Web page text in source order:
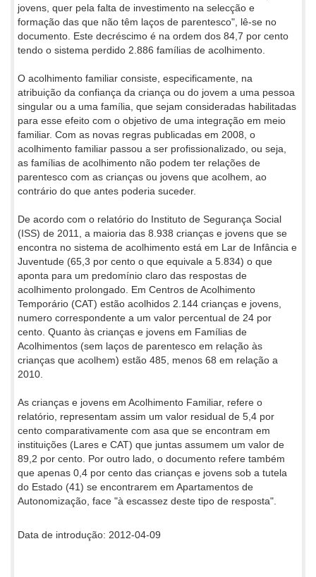
jovens, quer pela falta de investimento na selecção e
formação das que não têm laços de parentesco", lê-se no
documento. Este decréscimo é na ordem dos 84,7 por cento
tendo o sistema perdido 2.886 famílias de acolhimento.
O acolhimento familiar consiste, especificamente, na
atribuição da confiança da criança ou do jovem a uma pessoa
singular ou a uma família, que sejam consideradas habilitadas
para esse efeito com o objetivo de uma integração em meio
familiar. Com as novas regras publicadas em 2008, o
acolhimento familiar passou a ser profissionalizado, ou seja,
as famílias de acolhimento não podem ter relações de
parentesco com as crianças ou jovens que acolhem, ao
contrário do que antes poderia suceder.
De acordo com o relatório do Instituto de Segurança Social
(ISS) de 2011, a maioria das 8.938 crianças e jovens que se
encontra no sistema de acolhimento está em Lar de Infância e
Juventude (65,3 por cento o que equivale a 5.834) o que
aponta para um predomínio claro das respostas de
acolhimento prolongado. Em Centros de Acolhimento
Temporário (CAT) estão acolhidos 2.144 crianças e jovens,
numero correspondente a um valor percentual de 24 por
cento. Quanto às crianças e jovens em Famílias de
Acolhimentos (sem laços de parentesco em relação às
crianças que acolhem) estão 485, menos 68 em relação a
2010.
As crianças e jovens em Acolhimento Familiar, refere o
relatório, representam assim um valor residual de 5,4 por
cento comparativamente com asa que se encontram em
instituições (Lares e CAT) que juntas assumem um valor de
89,2 por cento. Por outro lado, o documento refere também
que apenas 0,4 por cento das crianças e jovens sob a tutela
do Estado (41) se encontrarem em Apartamentos de
Autonomização, face "à escassez deste tipo de resposta".
Data de introdução: 2012-04-09